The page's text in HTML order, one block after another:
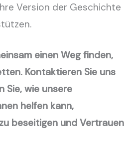
Version der Geschichte
einen Weg finden,
Kontaktieren Sie uns
Sie, wie unsere
helfen kann,
beseitigen und Vertrauen